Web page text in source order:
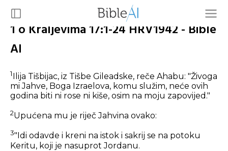
1 o Kraljevima 17:1-24 HRV1942 - Bible
AI
1Ilija Tišbijac, iz Tišbe Gileadske, reče Ahabu: "Živoga
mi Jahve, Boga Izraelova, komu služim, neće ovih
godina biti ni rose ni kiše, osim na moju zapovijed."
2Upućena mu je riječ Jahvina ovako:
3"Idi odavde i kreni na istok i sakrij se na potoku
Keritu, koji je nasuprot Jordanu.